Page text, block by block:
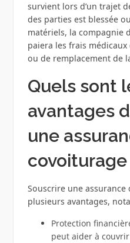
survient lors d’un trajet
des parties est blessée
matériels, la compagnie
paiera les frais
ou de remplacement de
Quels sont
avantages
une
covoiturage
Souscrire une
plusieurs avantages,
Protection
peut aider à